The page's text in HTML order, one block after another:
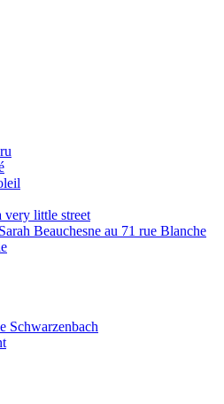
very little street
Beauchesne au 71 rue Blanche
Schwarzenbach